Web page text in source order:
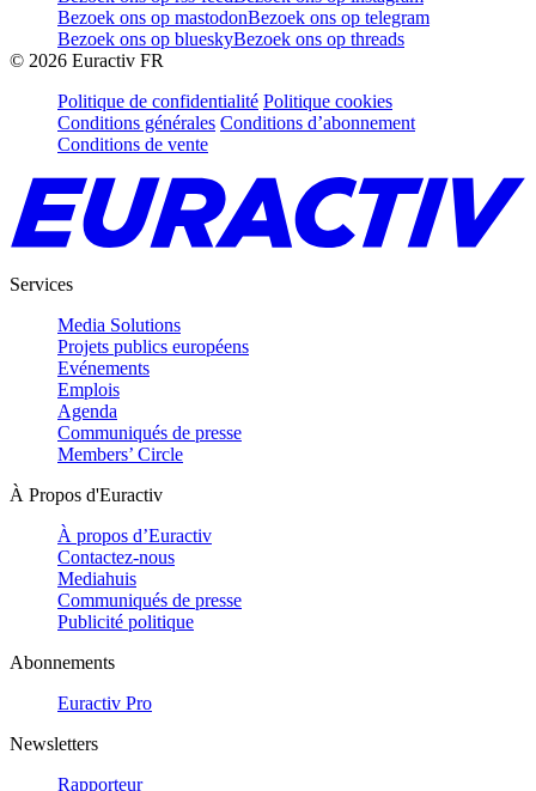
Bezoek ons op mastodonBezoek ons op telegram
Bezoek ons op blueskyBezoek ons op threads
© 2026 Euractiv FR
Politique de confidentialité Politique cookies
Conditions générales Conditions d’abonnement
Conditions de vente
Services
Media Solutions
Projets publics européens
Evénements
Emplois
Agenda
Communiqués de presse
Members’ Circle
À Propos d'Euractiv
À propos d’Euractiv
Contactez-nous
Mediahuis
Communiqués de presse
Publicité politique
Abonnements
Euractiv Pro
Newsletters
Rapporteur